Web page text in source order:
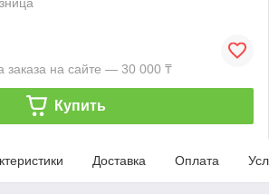
на сайте — 30 000 ₸
Купить
Доставка Оплата